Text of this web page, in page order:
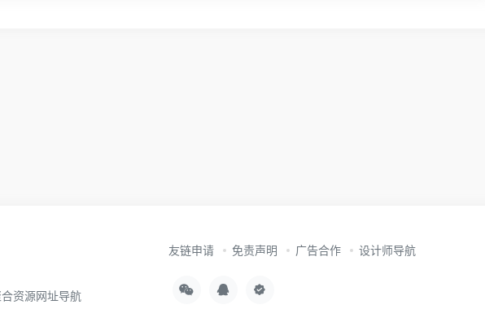
资源网址导航
友链申请 免责声明 广告合作 设计师导航